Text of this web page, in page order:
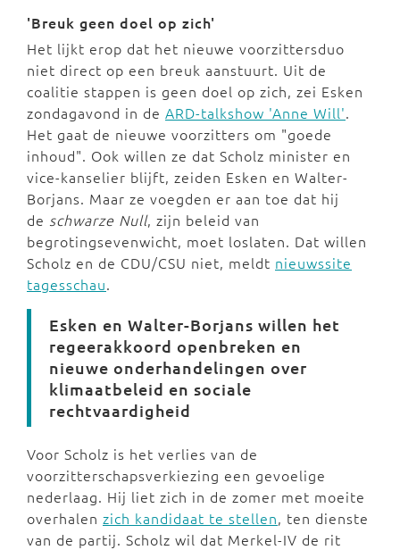
'Breuk geen doel op zich'
Het lijkt erop dat het nieuwe voorzittersduo
niet direct op een breuk aanstuurt. Uit de
coalitie stappen is geen doel op zich, zei Esken
zondagavond in de ARD-talkshow 'Anne Will'.
Het gaat de nieuwe voorzitters om "goede
inhoud". Ook willen ze dat Scholz minister en
vice-kanselier blijft, zeiden Esken en Walter-
Borjans. Maar ze voegden er aan toe dat hij
de schwarze Null, zijn beleid van
begrotingsevenwicht, moet loslaten. Dat willen
Scholz en de CDU/CSU niet, meldt nieuwssite
tagesschau.
Esken en Walter-Borjans willen het
regeerakkoord openbreken en
nieuwe onderhandelingen over
klimaatbeleid en sociale
rechtvaardigheid
Voor Scholz is het verlies van de
voorzitterschapsverkiezing een gevoelige
nederlaag. Hij liet zich in de zomer met moeite
overhalen zich kandidaat te stellen, ten dienste
van de partij. Scholz wil dat Merkel-IV de rit